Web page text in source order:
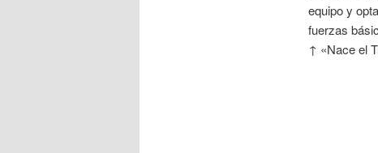
equipo y
fuerzas
↑ «Nace el